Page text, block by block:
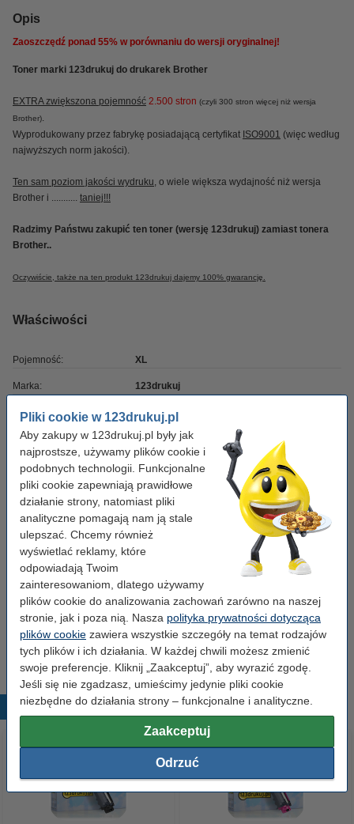
Pliki cookie w 123drukuj.pl
Aby zakupy w 123drukuj.pl były jak
najprostsze, używamy plików cookie i
podobnych technologii. Funkcjonalne
pliki cookie zapewniają prawidłowe
działanie strony, natomiast pliki
analityczne pomagają nam ją stale
ulepszać. Chcemy również
wyświetlać reklamy, które
odpowiadają Twoim
zainteresowaniom, dlatego używamy
plików cookie do analizowania zachowań zarówno na naszej
stronie, jak i poza nią. Nasza polityka prywatności dotycząca
plików cookie zawiera wszystkie szczegóły na temat rodzajów
tych plików i ich działania. W każdej chwili możesz zmienić
swoje preferencje. Kliknij „Zaakceptuj”, aby wyrazić zgodę.
Jeśli się nie zgadzasz, umieścimy jedynie pliki cookie
niezbędne do działania strony – funkcjonalne i analityczne.
Zaakceptuj
Odrzuć
Opis
Zaoszczędź ponad 55% w porównaniu do wersji oryginalnej!
Toner marki 123drukuj do drukarek Brother
EXTRA zwiększona pojemność 2.500 stron (czyli 300 stron więcej niż wersja
Brother).
Wyprodukowany przez fabrykę posiadającą certyfikat ISO9001 (więc według
najwyższych norm jakości).
Ten sam poziom jakości wydruku, o wiele większa wydajność niż wersja
Brother i ........... taniej!!!
Radzimy Państwu zakupić ten toner (wersję 123drukuj) zamiast tonera
Brother..
Oczywiście, także na ten produkt 123drukuj dajemy 100% gwarancję.
Właściwości
Pojemność: XL
Marka: 123drukuj
Wydajność: ± 2.500 stron
OEM: TN246C
Numer artykułu: 051069
Kolor: niebieski
Typ: toner
Numer:
Wskazówka: zamów papier
Papier ksero A4 80 g/m2 (2500 szt.), 123drukuj
(5 ryz)
110,00 zł
Popularne produkty